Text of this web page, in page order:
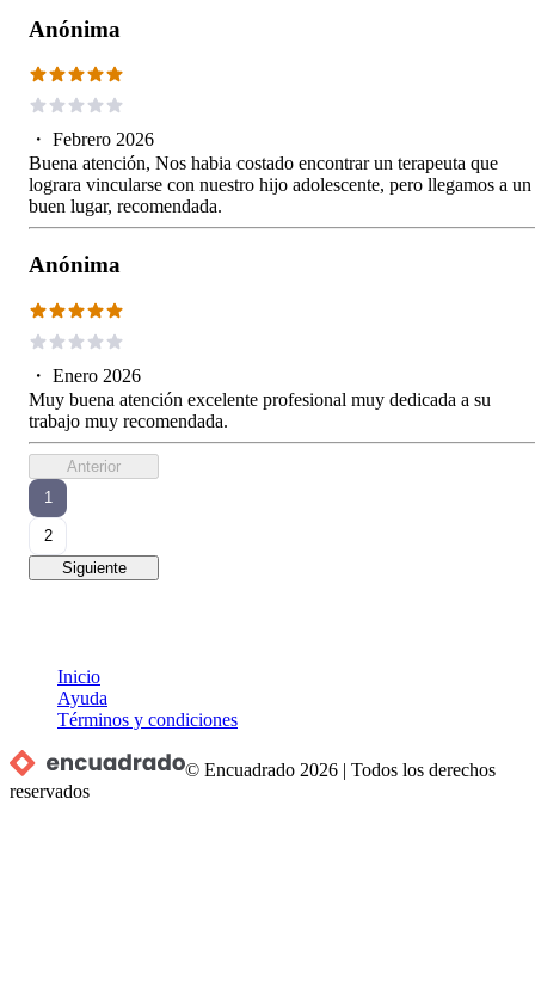
Anónima
・ Febrero 2026
Buena atención, Nos habia costado encontrar un terapeuta que
lograra vincularse con nuestro hijo adolescente, pero llegamos a un
buen lugar, recomendada.
Anónima
・ Enero 2026
Muy buena atención excelente profesional muy dedicada a su
trabajo muy recomendada.
Anterior
1
2
Siguiente
Inicio
Ayuda
Términos y condiciones
© Encuadrado 2026 |Todos los derechos
reservados